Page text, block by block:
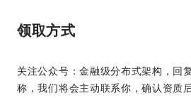
领取方式
关注公众号：金融级分布式架构，回
称，我们将会主动联系你，确认资质